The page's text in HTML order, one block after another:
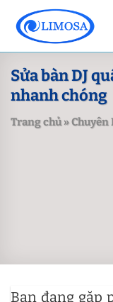
content
Sửa bàn DJ
nhanh chóng
Trang chủ»Chuyên
Bạn đang gặp